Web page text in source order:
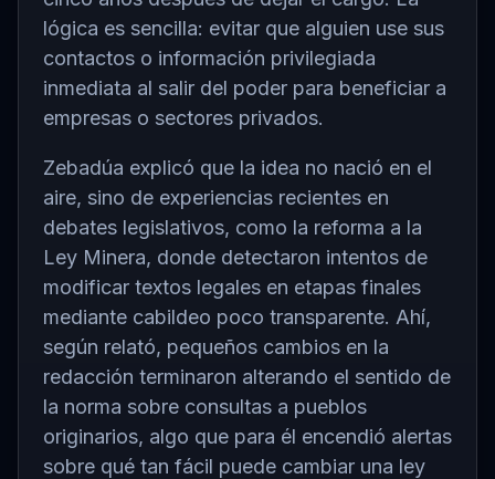
lógica es sencilla: evitar que alguien use sus
contactos o información privilegiada
inmediata al salir del poder para beneficiar a
empresas o sectores privados.
Zebadúa explicó que la idea no nació en el
aire, sino de experiencias recientes en
debates legislativos, como la reforma a la
Ley Minera, donde detectaron intentos de
modificar textos legales en etapas finales
mediante cabildeo poco transparente. Ahí,
según relató, pequeños cambios en la
redacción terminaron alterando el sentido de
la norma sobre consultas a pueblos
originarios, algo que para él encendió alertas
sobre qué tan fácil puede cambiar una ley